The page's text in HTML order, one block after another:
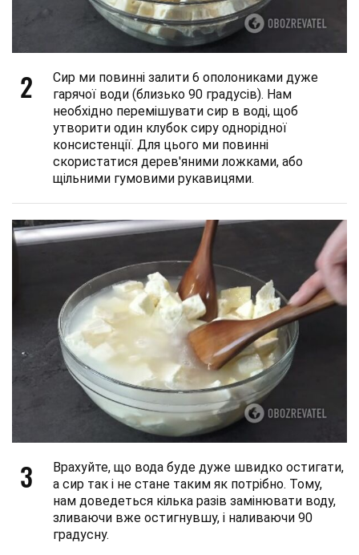
2
Сир ми повинні залити 6 ополониками дуже
гарячої води (близько 90 градусів). Нам
необхідно перемішувати сир в воді, щоб
утворити один клубок сиру однорідної
консистенції. Для цього ми повинні
скористатися дерев'яними ложками, або
щільними гумовими рукавицями.
3
Врахуйте, що вода буде дуже швидко остигати,
а сир так і не стане таким як потрібно. Тому,
нам доведеться кілька разів замінювати воду,
зливаючи вже остигнувшу, і наливаючи 90
градусну.